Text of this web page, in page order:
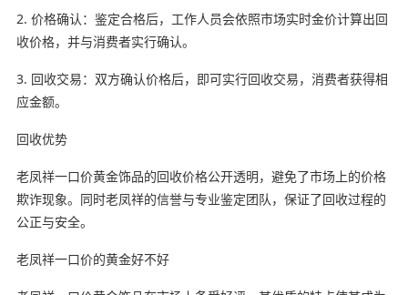
2. 价格确认：鉴定合格后，工作人员会依照市场实时金价计算出回
收价格，并与消费者实行确认。
3. 回收交易：双方确认价格后，即可实行回收交易，消费者获得相
应金额。
回收优势
老凤祥一口价黄金饰品的回收价格公开透明，避免了市场上的价格
欺诈现象。同时老凤祥的信誉与专业鉴定团队，保证了回收过程的
公正与安全。
老凤祥一口价的黄金好不好